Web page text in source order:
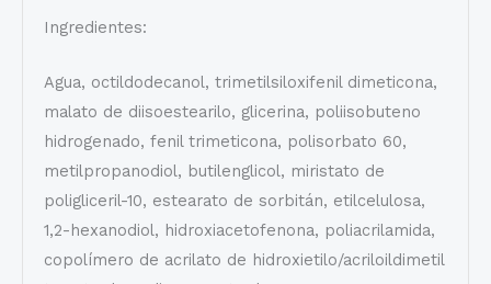
Ingredientes:
Agua, octildodecanol, trimetilsiloxifenil dimeticona,
malato de diisoestearilo, glicerina, poliisobuteno
hidrogenado, fenil trimeticona, polisorbato 60,
metilpropanodiol, butilenglicol, miristato de
poligliceril-10, estearato de sorbitán, etilcelulosa,
1,2-hexanodiol, hidroxiacetofenona, poliacrilamida,
copolímero de acrilato de hidroxietilo/acriloildimetil